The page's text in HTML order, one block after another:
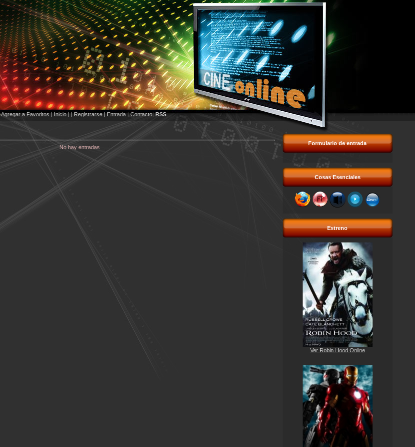
Agregar a Favoritos|Inicio||Registrarse|Entrada|Contacto|RSS
No hay entradas
Formulario de entrada
Cosas Esenciales
Estreno
Ver Robin Hood Online